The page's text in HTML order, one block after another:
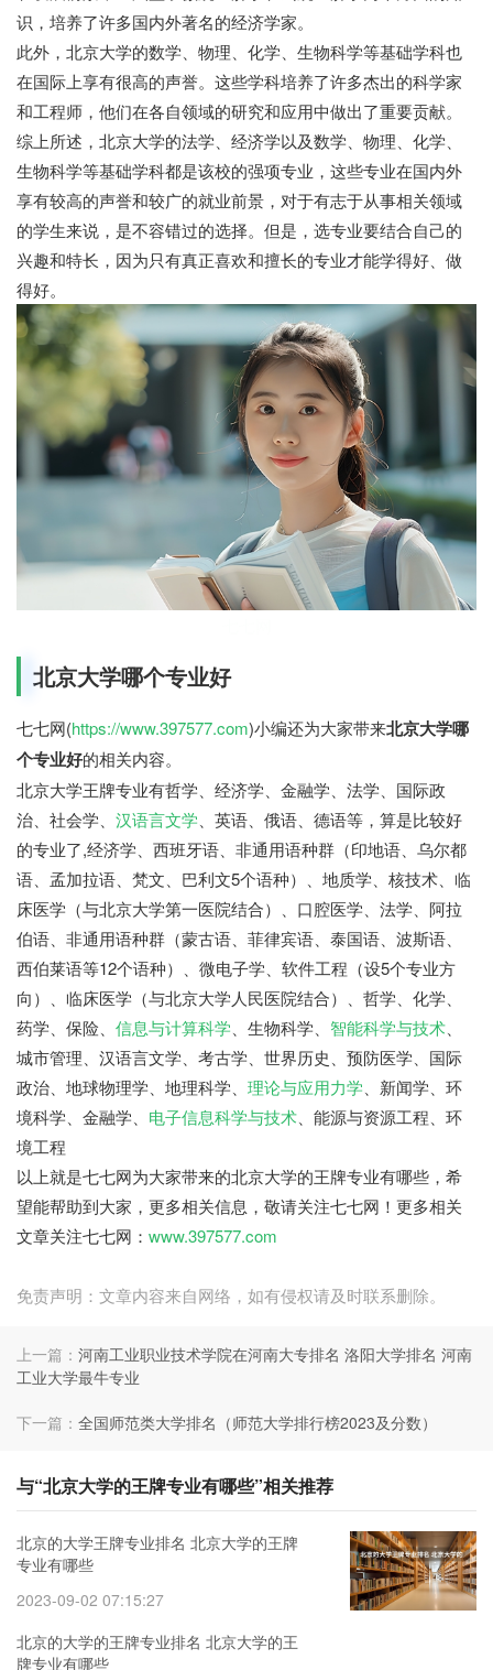
识，培养了许多国内外著名的经济学家。
此外，北京大学的数学、物理、化学、生物科学等基础学科也
在国际上享有很高的声誉。这些学科培养了许多杰出的科学家
和工程师，他们在各自领域的研究和应用中做出了重要贡献。
综上所述，北京大学的法学、经济学以及数学、物理、化学、
生物科学等基础学科都是该校的强项专业，这些专业在国内外
享有较高的声誉和较广的就业前景，对于有志于从事相关领域
的学生来说，是不容错过的选择。但是，选专业要结合自己的
兴趣和特长，因为只有真正喜欢和擅长的专业才能学得好、做
得好。
北京大学哪个专业好
七七网(https://www.397577.com)小编还为大家带来北京大学哪
个专业好的相关内容。
北京大学王牌专业有哲学、经济学、金融学、法学、国际政
治、社会学、 汉语言文学、英语、俄语、德语等，算是比较好
的专业了,经济学、西班牙语、非通用语种群（印地语、乌尔都
语、孟加拉语、梵文、巴利文5个语种）、地质学、核技术、临
床医学（与北京大学第一医院结合）、口腔医学、法学、阿拉
伯语、非通用语种群（蒙古语、菲律宾语、泰国语、波斯语、
西伯莱语等12个语种）、微电子学、软件工程（设5个专业方
向）、临床医学（与北京大学人民医院结合）、哲学、化学、
药学、保险、 信息与计算科学、生物科学、 智能科学与技术、
城市管理、汉语言文学、考古学、世界历史、预防医学、国际
政治、地球物理学、地理科学、 理论与应用力学、新闻学、环
境科学、金融学、 电子信息科学与技术、能源与资源工程、环
境工程
以上就是七七网为大家带来的北京大学的王牌专业有哪些，希
望能帮助到大家，更多相关信息，敬请关注七七网！更多相关
文章关注七七网： www.397577.com
免责声明：文章内容来自网络，如有侵权请及时联系删除。
上一篇： 河南工业职业技术学院在河南大专排名 洛阳大学排名 河南
工业大学最牛专业
下一篇： 全国师范类大学排名（师范大学排行榜2023及分数）
与“北京大学的王牌专业有哪些”相关推荐
北京的大学王牌专业排名 北京大学的王牌
专业有哪些
2023-09-02 07:15:27
北京的大学的王牌专业排名 北京大学的王
牌专业有哪些